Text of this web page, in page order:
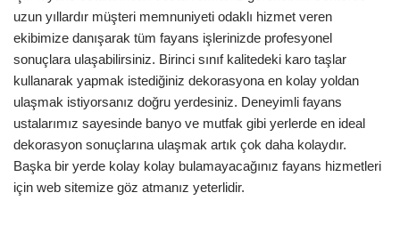
uzun yıllardır müşteri memnuniyeti odaklı hizmet veren
ekibimize danışarak tüm fayans işlerinizde profesyonel
sonuçlara ulaşabilirsiniz. Birinci sınıf kalitedeki karo taşlar
kullanarak yapmak istediğiniz dekorasyona en kolay yoldan
ulaşmak istiyorsanız doğru yerdesiniz. Deneyimli fayans
ustalarımız sayesinde banyo ve mutfak gibi yerlerde en ideal
dekorasyon sonuçlarına ulaşmak artık çok daha kolaydır.
Başka bir yerde kolay kolay bulamayacağınız fayans hizmetleri
için web sitemize göz atmanız yeterlidir.